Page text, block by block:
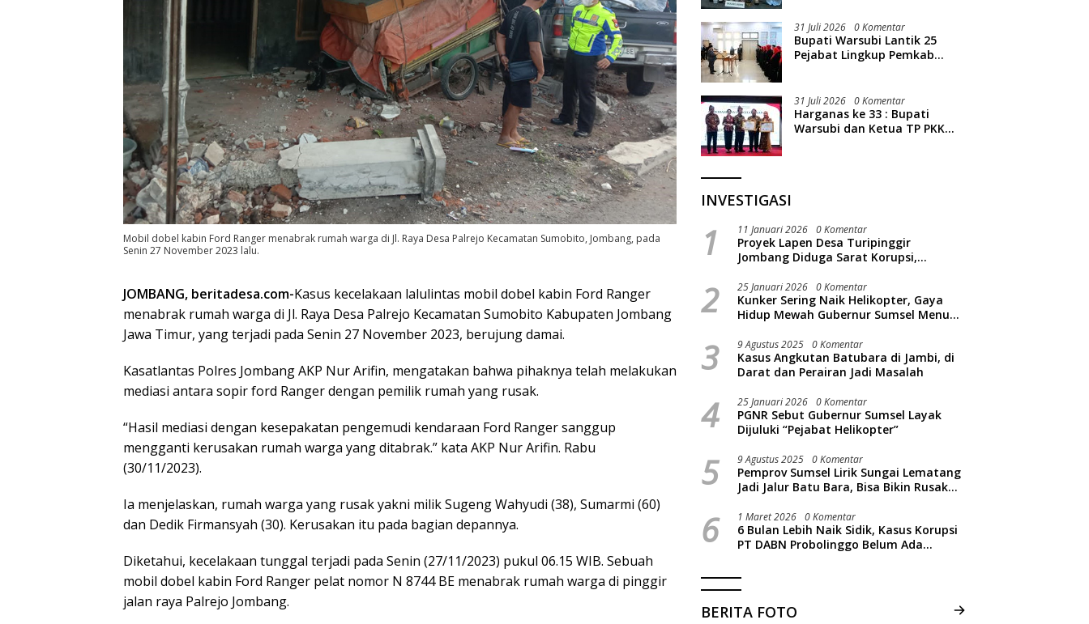
Mobil dobel kabin Ford Ranger menabrak rumah warga di Jl. Raya Desa Palrejo Kecamatan Sumobito, Jombang, pada
Senin 27 November 2023 lalu.
JOMBANG, beritadesa.com-Kasus kecelakaan lalulintas mobil dobel kabin Ford Ranger
menabrak rumah warga di Jl. Raya Desa Palrejo Kecamatan Sumobito Kabupaten Jombang
Jawa Timur, yang terjadi pada Senin 27 November 2023, berujung damai.
Kasatlantas Polres Jombang AKP Nur Arifin, mengatakan bahwa pihaknya telah melakukan
mediasi antara sopir ford Ranger dengan pemilik rumah yang rusak.
“Hasil mediasi dengan kesepakatan pengemudi kendaraan Ford Ranger sanggup
mengganti kerusakan rumah warga yang ditabrak.” kata AKP Nur Arifin. Rabu
(30/11/2023).
Ia menjelaskan, rumah warga yang rusak yakni milik Sugeng Wahyudi (38), Sumarmi (60)
dan Dedik Firmansyah (30). Kerusakan itu pada bagian depannya.
Diketahui, kecelakaan tunggal terjadi pada Senin (27/11/2023) pukul 06.15 WIB. Sebuah
mobil dobel kabin Ford Ranger pelat nomor N 8744 BE menabrak rumah warga di pinggir
jalan raya Palrejo Jombang.
31 Juli 2026 0 Komentar
Bupati Warsubi Lantik 25
Pejabat Lingkup Pemkab
31 Juli 2026 0 Komentar
Harganas ke 33 : Bupati
Warsubi dan Ketua TP PKK
INVESTIGASI
1 11 Januari 2026 0 Komentar
Proyek Lapen Desa Turipinggir
Jombang Diduga Sarat Korupsi,
2 25 Januari 2026 0 Komentar
Kunker Sering Naik Helikopter, Gaya
Hidup Mewah Gubernur Sumsel Menuai
3 9 Agustus 2025 0 Komentar
Kasus Angkutan Batubara di Jambi, di
Darat dan Perairan Jadi Masalah
4 25 Januari 2026 0 Komentar
PGNR Sebut Gubernur Sumsel Layak
Dijuluki “Pejabat Helikopter”
5 9 Agustus 2025 0 Komentar
Pemprov Sumsel Lirik Sungai Lematang
Jadi Jalur Batu Bara, Bisa Bikin Rusak
6 1 Maret 2026 0 Komentar
6 Bulan Lebih Naik Sidik, Kasus Korupsi
PT DABN Probolinggo Belum Ada
BERITA FOTO